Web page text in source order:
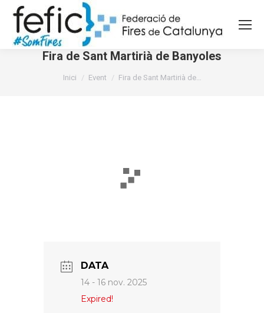
Fira de Sant Martirià de Banyoles
You are here:
Inici Event Fira de Sant Martirià de…
DATA
14 - 16 nov. 2025
Expired!